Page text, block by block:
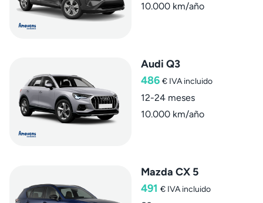
10.000 km/año
Audi Q3
486 € IVA incluido
12-24 meses
10.000 km/año
Mazda CX 5
491 € IVA incluido